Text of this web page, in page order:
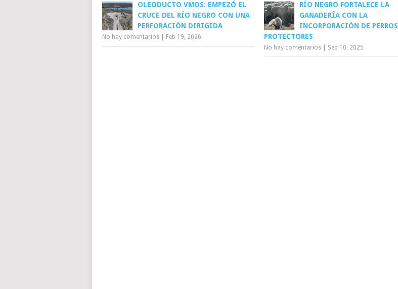
OLEODUCTO VMOS: EMPEZÓ EL
CRUCE DEL RÍO NEGRO CON UNA
PERFORACIÓN DIRIGIDA
No hay comentarios Feb 19, 2026
RÍO NEGRO FORTALECE LA
GANADERÍA CON LA
INCORPORACIÓN DE PERROS
PROTECTORES
No hay comentarios Sep 10, 2025